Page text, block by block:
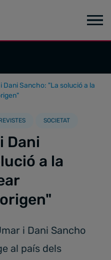
Dani Sancho: "La solució a la
SOCIETAT
Dani
a la
i Dani Sancho
al país dels